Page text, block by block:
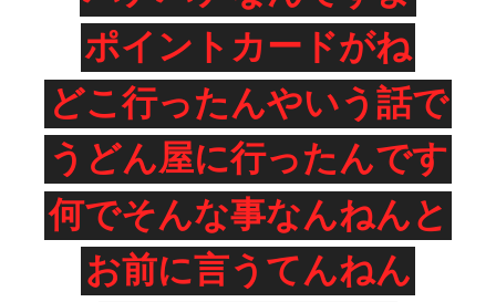
ポイントカードがね
どこ行ったんやいう話で
うどん屋に行ったんです
何でそんな事なんねんと
お前に言うてんねん